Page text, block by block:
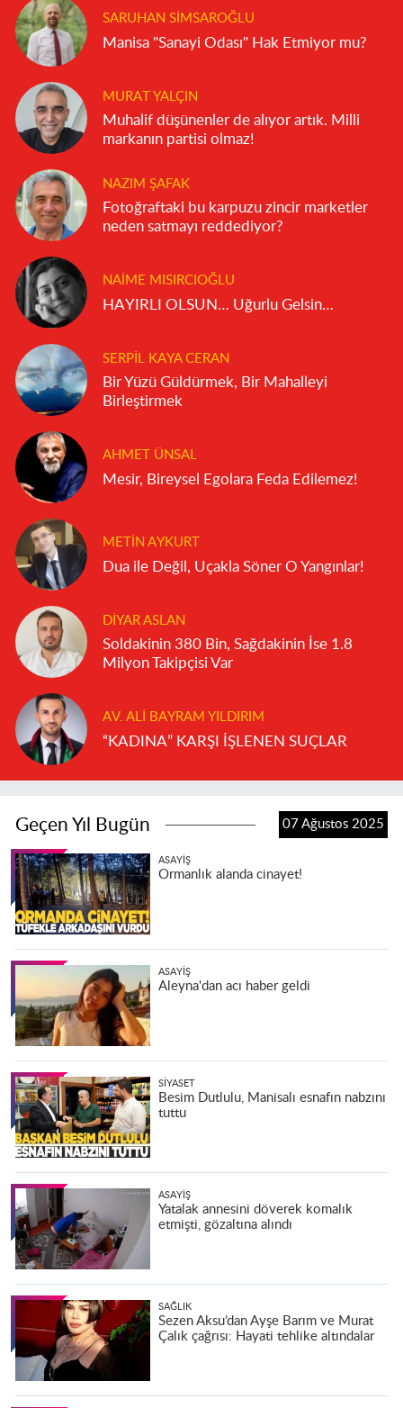
SARUHAN SIMSAROĞLU
Manisa "Sanayi Odası" Hak Etmiyor mu?
MURAT YALÇIN
Muhalif düşünenler de alıyor artık. Milli
markanın partisi olmaz!
NAZIM ŞAFAK
Fotoğraftaki bu karpuzu zincir marketler
neden satmayı reddediyor?
NAIME MISIRCIOĞLU
HAYIRLI OLSUN… Uğurlu Gelsin…
SERPIL KAYA CERAN
Bir Yüzü Güldürmek, Bir Mahalleyi
Birleştirmek
AHMET ÜNSAL
Mesir, Bireysel Egolara Feda Edilemez!
METIN AYKURT
Dua ile Değil, Uçakla Söner O Yangınlar!
DIYAR ASLAN
Soldakinin 380 Bin, Sağdakinin İse 1.8
Milyon Takipçisi Var
AV. ALI BAYRAM YILDIRIM
“KADINA” KARŞI İŞLENEN SUÇLAR
Geçen Yıl Bugün 07 Ağustos 2025
ASAYIŞ
Ormanlık alanda cinayet!
ASAYIŞ
Aleyna'dan acı haber geldi
SIYASET
Besim Dutlulu, Manisalı esnafın nabzını
tuttu
ASAYIŞ
Yatalak annesini döverek komalık
etmişti, gözaltına alındı
SAĞLIK
Sezen Aksu’dan Ayşe Barım ve Murat
Çalık çağrısı: Hayati tehlike altındalar